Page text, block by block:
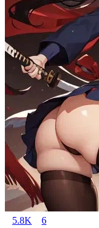
5.8K 6